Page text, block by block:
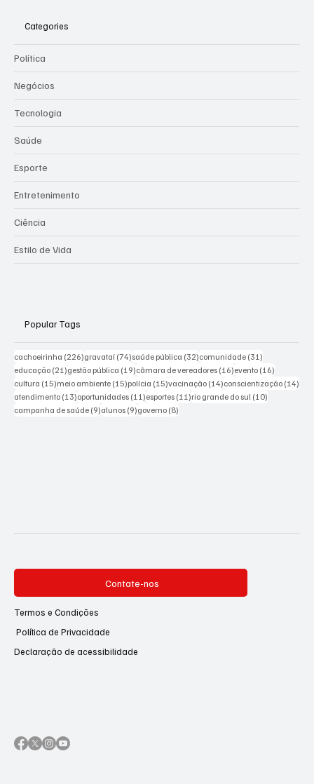
Categories
Política
Negócios
Tecnologia
Saúde
Esporte
Entretenimento
Ciência
Estilo de Vida
Popular Tags
cachoeirinha (226)226 posts
gravataí (74)74 posts
saúde pública (32)32 posts
comunidade (31)
educação (21)21 posts
gestão pública (19)19 posts
câmara de vereadores (16)16 posts
evento (16)
cultura (15)15 posts
meio ambiente (15)15 posts
polícia (15)15 posts
vacinação (14)14 posts
conscientização (14)
atendimento (13)13 posts
oportunidades (11)11 posts
esportes (11)11 posts
rio grande do sul (10)
campanha de saúde (9)9 posts
alunos (9)9 posts
governo (8)
Contate-nos
Termos e Condições
Política de Privacidade
Declaração de acessibilidade